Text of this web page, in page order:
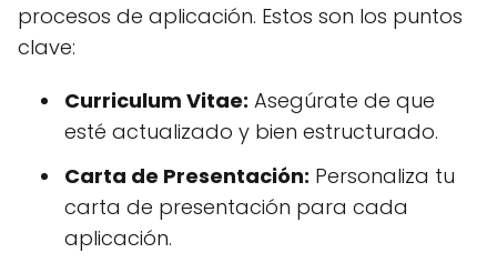
procesos de aplicación. Estos son los puntos
clave:
Curriculum Vitae: Asegúrate de que
esté actualizado y bien estructurado.
Carta de Presentación: Personaliza tu
carta de presentación para cada
aplicación.